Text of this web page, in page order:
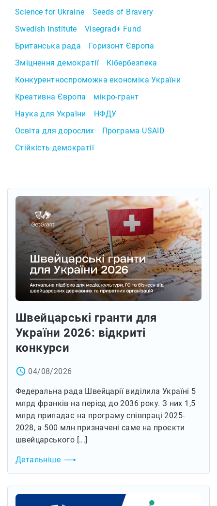
Швейцарські гранти для
України 2026: відкриті
конкурси
access_time 04/08/2026
Федеральна рада Швейцарії виділила Україні 5
млрд франків на період до 2036 року. З них 1,5
млрд припадає на програму співпраці 2025-
2028, а 500 млн призначені саме на проєкти
швейцарського [...]
Детальніше
Science for Ukraine
Seeds of Bravery
Swedish Institute
Visegrad+ Fund
Британська рада
Горизонт Європа
Зміцнення демократії
Кібербезпека
Конкурентноспроможна економіка України
Креативна Європа
мікро-грант
Наука для України
НФДУ
Освіта для дорослих
Програма USAID
Стійкість демократії